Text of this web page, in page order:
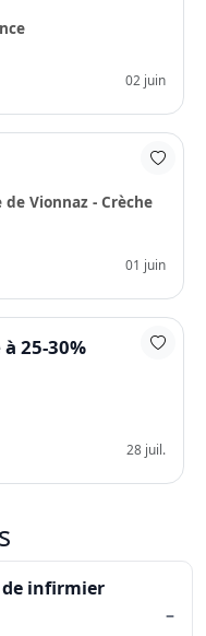
02 juin
Vionnaz - Crèche
01 juin
25-30%
28 juil.
infirmier